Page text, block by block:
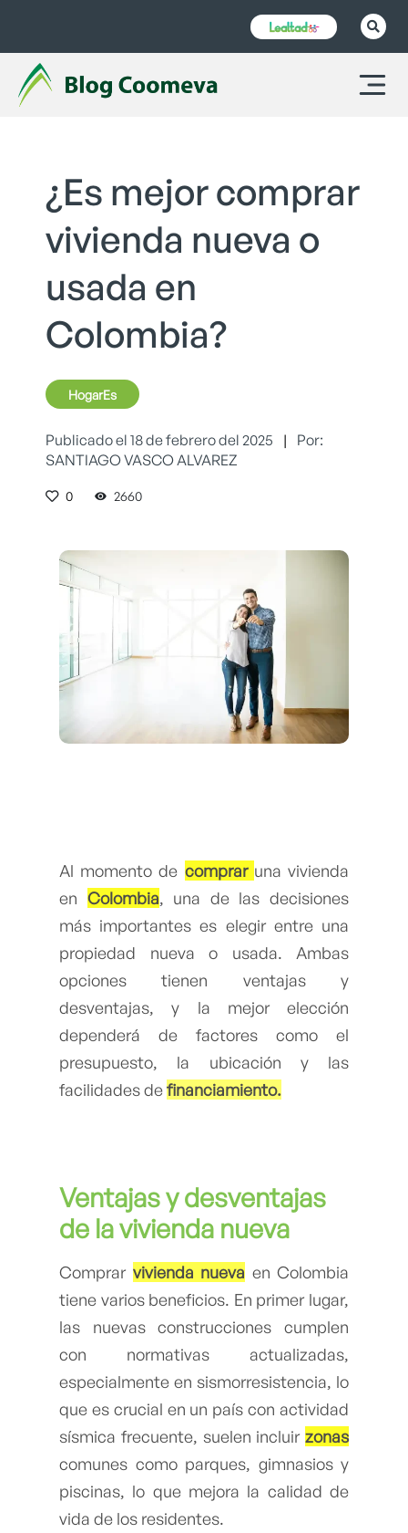
¿Es mejor comprar
vivienda nueva o
usada en
Colombia?
HogarEs
Publicado el 18 de febrero del 2025 |
Por:
SANTIAGO VASCO ALVAREZ
0 2660
Al momento de comprar una vivienda
en Colombia, una de las decisiones
más importantes es elegir entre una
propiedad nueva o usada. Ambas
opciones tienen ventajas y
desventajas, y la mejor elección
dependerá de factores como el
presupuesto, la ubicación y las
facilidades definanciamiento.
Ventajas y desventajas
de la vivienda nueva
Comprar vivienda nueva en Colombia
tiene varios beneficios. En primer lugar,
las nuevas construcciones cumplen
con normativas actualizadas,
especialmente en sismorresistencia, lo
que es crucial en un país con actividad
sísmica frecuente, suelen incluir zonas
comunes como parques, gimnasios y
piscinas, lo que mejora la calidad de
vida de los residentes.